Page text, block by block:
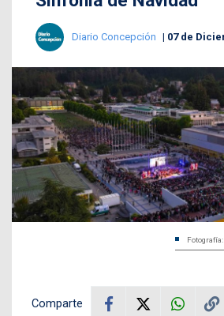
Diario Concepción 07 de
Comparte